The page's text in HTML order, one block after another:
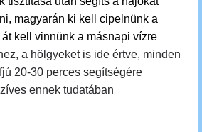
magyarán ki kell cipelnünk a
kell vinnünk a másnapi vízre
a hölgyeket is ide értve, minden
20-30 perces segítségére
ennek tudatában